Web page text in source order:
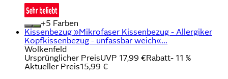
+
Farben
Kissenbezug »Mikrofaser Kissenbezug - Allergiker
Kopfkissenbezug - unfassbar weich«...
Wolkenfeld
Ursprünglicher PreisUVP 17,99 €Rabatt- 11 %
Aktueller Preis15,99 €